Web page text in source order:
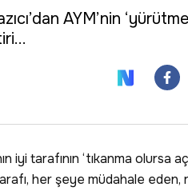
AYM’nin
iyi tarafının ‘tıkanma olursa
tarafı, her şeye müdahale